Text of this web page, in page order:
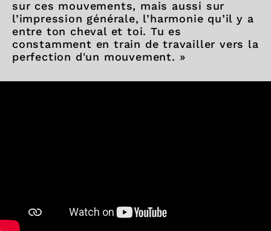
sur ces mouvements, mais aussi sur
l’impression générale, l’harmonie qu’il y a
entre ton cheval et toi. Tu es
constamment en train de travailler vers la
perfection d'un mouvement. »